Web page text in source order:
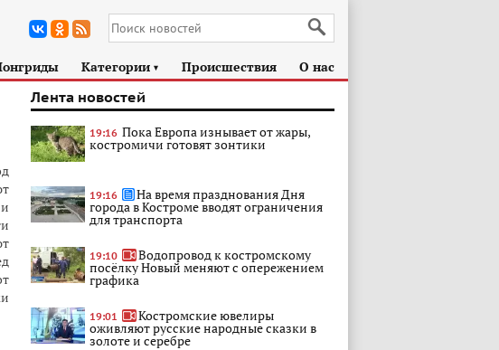
Категории ► Происшествия О нас
Лента новостей
19:16 Пока Европа изнывает от жары,
костромичи готовят зонтики
19:16 На время празднования Дня
города в Костроме вводят ограничения
для транспорта
19:10 Водопровод к костромскому
посёлку Новый меняют с опережением
графика
19:01 Костромские ювелиры
оживляют русские народные сказки в
золоте и серебре